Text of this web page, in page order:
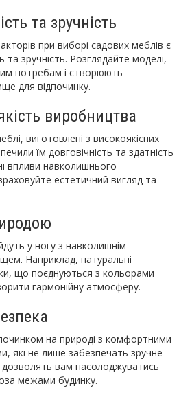
та зручність
при виборі садових меблів є
та зручність. Розглядайте моделі,
потребам і створюють
для відпочинку.
виробництва
виготовлені з високоякісних
їм довговічність та здатність
впливи навколишнього
естетичний вигляд та
у ногу з навколишнім
Наприклад, натуральні
що поєднуються з кольорами
гармонійну атмосферу.
на природі з комфортними
які не лише забезпечать зручне
вам насолоджуватись
межами будинку.